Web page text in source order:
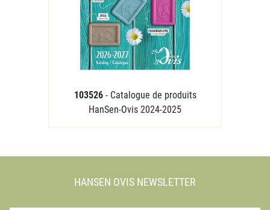
103526 - Catalogue de produits
HanSen-Ovis 2024-2025
HANSEN OVIS NEWSLETTER